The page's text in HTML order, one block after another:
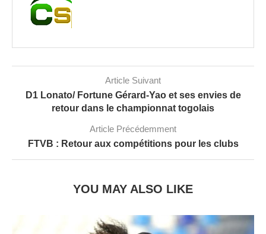
Article Suivant
D1 Lonato/ Fortune Gérard-Yao et ses envies de
retour dans le championnat togolais
Article Précédemment
FTVB : Retour aux compétitions pour les clubs
YOU MAY ALSO LIKE